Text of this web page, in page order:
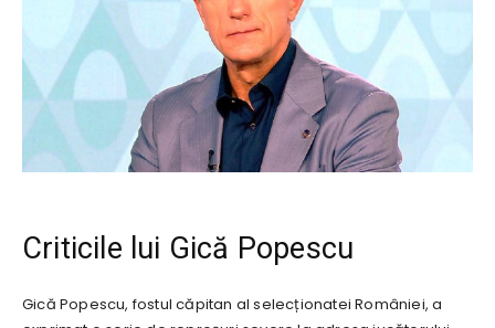
Criticile lui Gică Popescu
Gică Popescu, fostul căpitan al selecționatei României, a